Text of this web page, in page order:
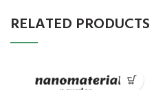
RELATED PRODUCTS